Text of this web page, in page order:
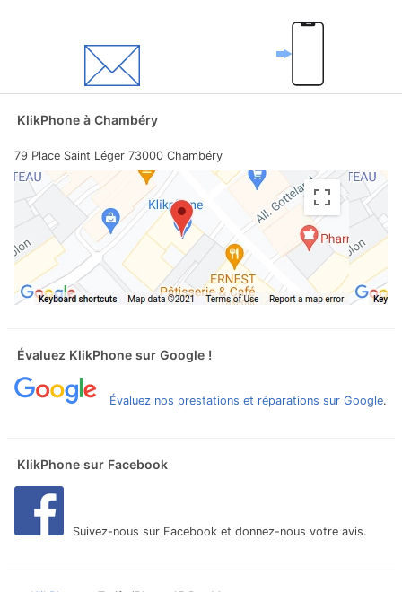
KlikPhone à Chambéry
79 Place Saint Léger 73000 Chambéry
Évaluez KlikPhone sur Google !
Évaluez nos prestations et réparations sur Google.
KlikPhone sur Facebook
Suivez-nous sur Facebook et donnez-nous votre avis.